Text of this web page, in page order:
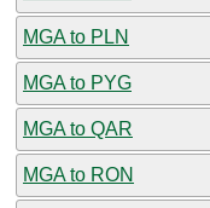
MGA to PLN
MGA to PYG
MGA to QAR
MGA to RON